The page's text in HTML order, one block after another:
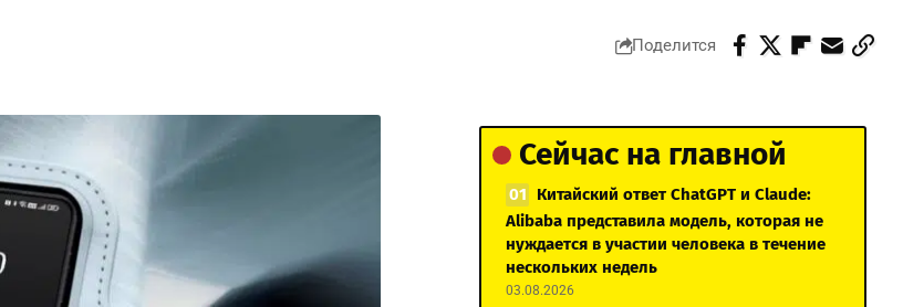
Поделится
Сейчас на главной
Китайский ответ ChatGPT и Claude:
Alibaba представила модель, которая не
нуждается в участии человека в течение
нескольких недель
03.08.2026